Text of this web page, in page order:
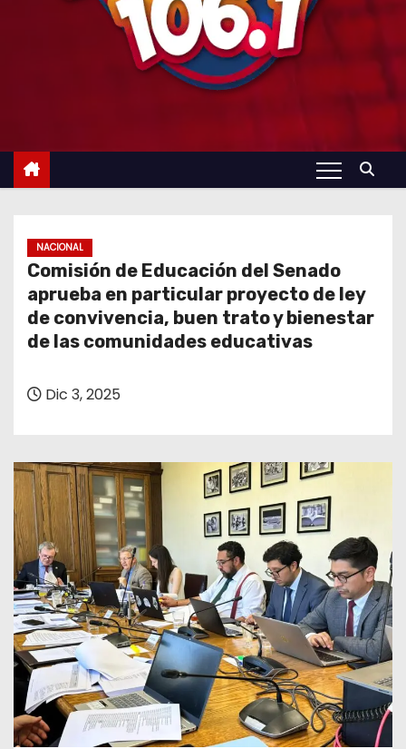
NACIONAL
Comisión de Educación del Senado
aprueba en particular proyecto de ley
de convivencia, buen trato y bienestar
de las comunidades educativas
Dic 3, 2025